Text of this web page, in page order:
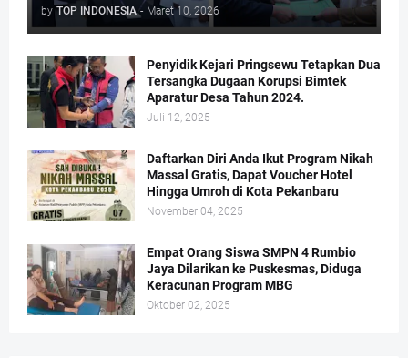
by TOP INDONESIA - Maret 10, 2026
Penyidik Kejari Pringsewu Tetapkan Dua
Tersangka Dugaan Korupsi Bimtek
Aparatur Desa Tahun 2024.
Juli 12, 2025
Daftarkan Diri Anda Ikut Program Nikah
Massal Gratis, Dapat Voucher Hotel
Hingga Umroh di Kota Pekanbaru
November 04, 2025
Empat Orang Siswa SMPN 4 Rumbio
Jaya Dilarikan ke Puskesmas, Diduga
Keracunan Program MBG
Oktober 02, 2025